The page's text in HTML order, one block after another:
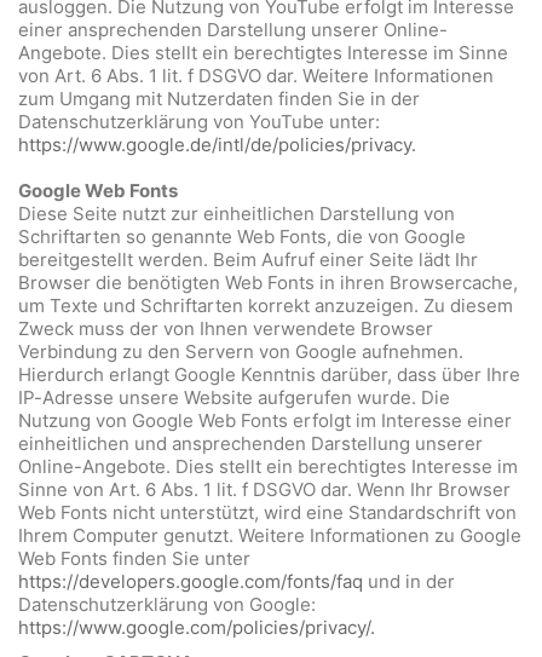
ausloggen. Die Nutzung von YouTube erfolgt im Interesse
einer ansprechenden Darstellung unserer Online-
Angebote. Dies stellt ein berechtigtes Interesse im Sinne
von Art. 6 Abs. 1 lit. f DSGVO dar. Weitere Informationen
zum Umgang mit Nutzerdaten finden Sie in der
Datenschutzerklärung von YouTube unter:
https://www.google.de/intl/de/policies/privacy.
Google Web Fonts
Diese Seite nutzt zur einheitlichen Darstellung von
Schriftarten so genannte Web Fonts, die von Google
bereitgestellt werden. Beim Aufruf einer Seite lädt Ihr
Browser die benötigten Web Fonts in ihren Browsercache,
um Texte und Schriftarten korrekt anzuzeigen. Zu diesem
Zweck muss der von Ihnen verwendete Browser
Verbindung zu den Servern von Google aufnehmen.
Hierdurch erlangt Google Kenntnis darüber, dass über Ihre
IP-Adresse unsere Website aufgerufen wurde. Die
Nutzung von Google Web Fonts erfolgt im Interesse einer
einheitlichen und ansprechenden Darstellung unserer
Online-Angebote. Dies stellt ein berechtigtes Interesse im
Sinne von Art. 6 Abs. 1 lit. f DSGVO dar. Wenn Ihr Browser
Web Fonts nicht unterstützt, wird eine Standardschrift von
Ihrem Computer genutzt. Weitere Informationen zu Google
Web Fonts finden Sie unter
https://developers.google.com/fonts/faq und in der
Datenschutzerklärung von Google:
https://www.google.com/policies/privacy/.